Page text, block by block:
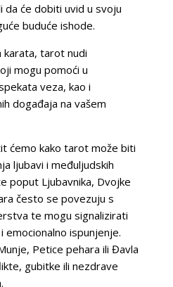
će dobiti uvid u svoju
buduće ishode.
karata, tarot nudi
mogu pomoći u
veza, kao i
događaja na vašem
ćemo kako tarot može biti
ljubavi i međuljudskih
poput Ljubavnika, Dvojke
često se povezuju s
te mogu signalizirati
emocionalno ispunjenje.
Petice pehara ili Đavla
gubitke ili nezdrave